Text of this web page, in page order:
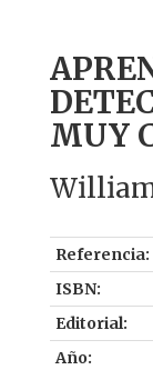
MUY
Referencia:
ISBN:
Editorial:
Año: